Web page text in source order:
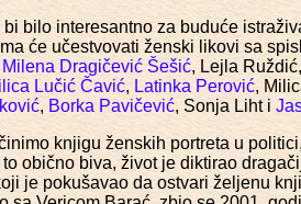
bilo interesantno za buduće
će učestvovati ženski likovi sa
Milena Dragičević Šešić, Lejla
Lučić Čavić, Latinka Perović,
, Borka Pavičević, Sonja Liht i
knjigu ženskih portreta u
obično biva, život je diktirao
je pokušavao da ostvari željenu